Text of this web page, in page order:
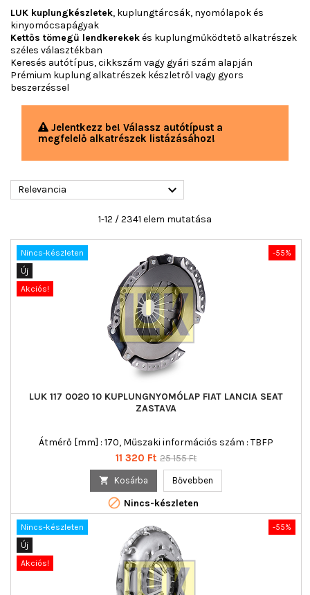
LUK kuplungkészletek, kuplungtárcsák, nyomólapok és
kinyomócsapágyak
Kettős tömegű lendkerekekés kuplungműködtető alkatrészek
széles választékban
Keresés autótípus, cikkszám vagy gyári szám alapján
Prémium kuplung alkatrészek készletről vagy gyors
beszerzéssel
Jelentkezz be! Válassz autótípust a
megfelelő alkatrészek listázásához!
Relevancia 
1-12 / 2341 elem mutatása
-55%
Nincs-készleten
Új
Akciós!
LUK 117 0020 10 KUPLUNGNYOMÓLAP FIAT LANCIA SEAT
ZASTAVA
Átmérő [mm] : 170, Műszaki információs szám : TBFP
Ár
11 320 Ft Normál
25 155 Ft
 Kosárba Bővebben
 Nincs-készleten
-55%
Nincs-készleten
Új
Akciós!